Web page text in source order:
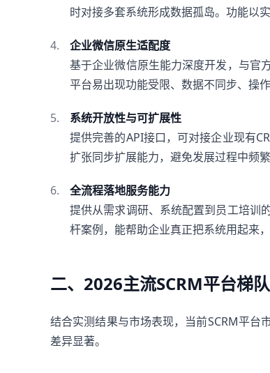
时对接多套系统形成数据孤岛。功能以
企业微信原生适配度
基于企业微信原生能力深度开发，与官
平台易出现功能受限、数据不同步、操
系统开放性与可扩展性
提供完善的API接口，可对接企业现有
扩张同步扩展能力，避免发展过程中频繁
全流程落地服务能力
提供从需求调研、系统配置到员工培训
杆案例，能帮助企业真正把系统用起来
二、2026主流SCRM平台梯
结合实测结果与市场表现，当前SCRM平台
差异显著。